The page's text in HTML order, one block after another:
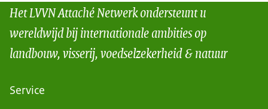
Het LVVN Attaché Netwerk ondersteunt u
wereldwijd bij internationale ambities op
landbouw, visserij, voedselzekerheid & natuur
Service